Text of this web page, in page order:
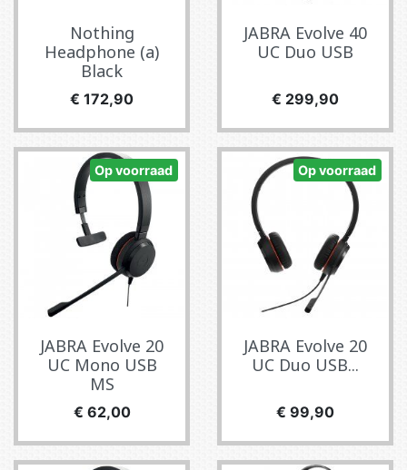
Nothing
Headphone (a)
Black
Prijs
€ 172,90
JABRA Evolve 40
UC Duo USB
Prijs
€ 299,90
Op voorraad
JABRA Evolve 20
UC Mono USB
MS
Prijs
€ 62,00
Op voorraad
JABRA Evolve 20
UC Duo USB...
Prijs
€ 99,90